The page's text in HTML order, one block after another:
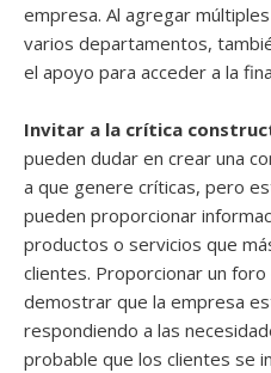
empresa. Al agregar
varios departamentos,
el apoyo para acceder a la
Invitar a la crítica
pueden dudar en crear una
a que genere críticas, pero
pueden proporcionar
productos o servicios que
clientes. Proporcionar un
demostrar que la empresa
respondiendo a las
probable que los clientes se